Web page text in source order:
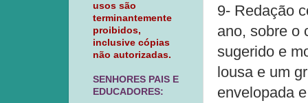
9- Redação
ano, sobre o
sugerido e
lousa e um
envelopada
usos são
terminantemente
proibidos,
inclusive cópias
não autorizadas.
SENHORES PAIS E
EDUCADORES: